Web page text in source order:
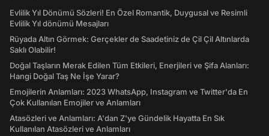
Evlilik Yıl Dönümü Sözleri! En Özel Romantik, Duygusal ve Resimli
Evlilik Yıl dönümü Mesajları
Rüyada Altın Görmek: Gerçekler de Saadetiniz de Çil Çil Altınlarda
Saklı Olabilir!
Doğal Taşların Merak Edilen Tüm Etkileri, Enerjileri ve Şifa Alanları:
Hangi Doğal Taş Ne İşe Yarar?
Emojilerin Anlamları: 2023 WhatsApp, Instagram ve Twitter'da En
Çok Kullanılan Emojiler ve Anlamları
Atasözleri ve Anlamları: A'dan Z'ye Gündelik Hayatta En Sık
Kullanılan Atasözleri ve Anlamları